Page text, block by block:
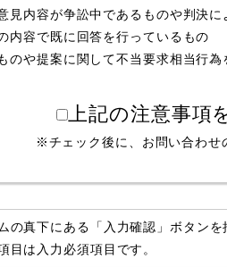
見内容が争訟中であるものや判決
内容で既に回答を行っているもの
のや提案に関して不当要求相当行
上記の注意事項
※チェック後に、お問い合わせ
の真下にある「入力確認」ボタン
目は入力必須項目です。